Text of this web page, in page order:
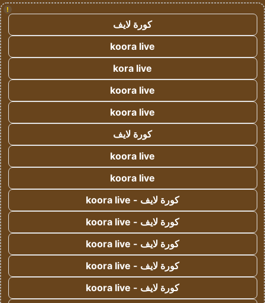
!
كورة لايف
koora live
kora live
koora live
koora live
كورة لايف
koora live
koora live
كورة لايف - koora live
كورة لايف - koora live
كورة لايف - koora live
كورة لايف - koora live
كورة لايف - koora live